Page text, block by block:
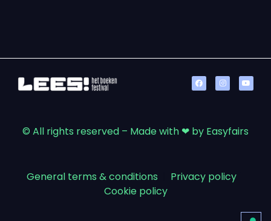
© All rights reserved – Made with ❤ by Easyfairs
General terms & conditions Privacy policy
Cookie policy